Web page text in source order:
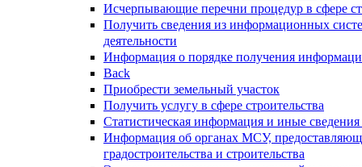
Исчерпывающие перечни процедур в сфере
Получить сведения из информационных
деятельности
Информация о порядке получения
Back
Приобрести земельный участок
Получить услугу в сфере строительства
Статистическая информация и иные сведения
Информация об органах МСУ,
градостроительства и строительства